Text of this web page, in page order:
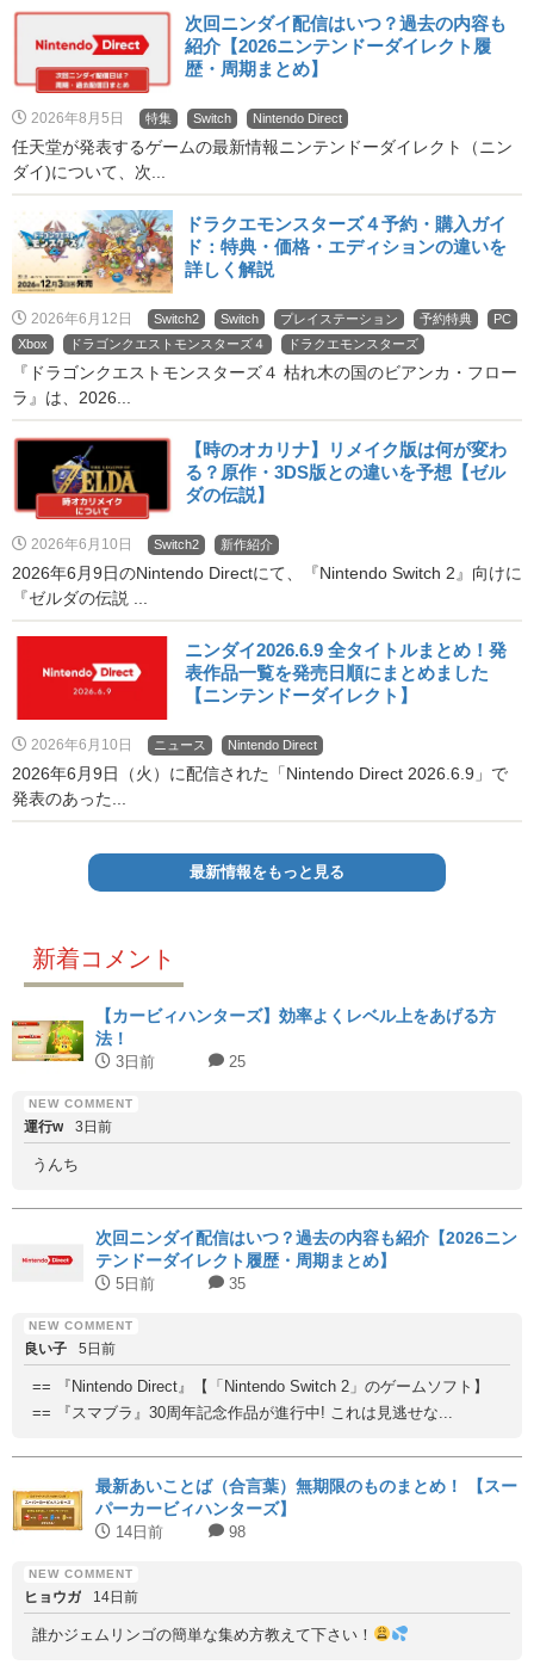
次回ニンダイ配信はいつ？過去の内容も
紹介【2026ニンテンドーダイレクト履
歴・周期まとめ】
2026年8月5日 特集 Switch Nintendo Direct
任天堂が発表するゲームの最新情報ニンテンドーダイレクト（ニン
ダイ)について、次...
ドラクエモンスターズ４予約・購入ガイ
ド：特典・価格・エディションの違いを
詳しく解説
2026年6月12日 Switch2 Switch プレイステーション 予約特典
PC
Xbox
ドラゴンクエストモンスターズ４ ドラクエモンスターズ
『ドラゴンクエストモンスターズ４ 枯れ木の国のビアンカ・フロー
ラ』は、2026...
【時のオカリナ】リメイク版は何が変わ
る？原作・3DS版との違いを予想【ゼル
ダの伝説】
2026年6月10日 Switch2 新作紹介
2026年6月9日のNintendo Directにて、『Nintendo Switch 2』向けに
『ゼルダの伝説 ...
ニンダイ2026.6.9 全タイトルまとめ！発
表作品一覧を発売日順にまとめました
【ニンテンドーダイレクト】
2026年6月10日 ニュース Nintendo Direct
2026年6月9日（火）に配信された「Nintendo Direct 2026.6.9」で
発表のあった...
最新情報をもっと見る
新着コメント
【カービィハンターズ】効率よくレベル上をあげる方
法！
3日前 25
運行w 3日前
うんち
次回ニンダイ配信はいつ？過去の内容も紹介【2026ニン
テンドーダイレクト履歴・周期まとめ】
5日前 35
良い子 5日前
== 『Nintendo Direct』【「Nintendo Switch 2」のゲームソフト】
== 『スマブラ』30周年記念作品が進行中! これは見逃せな...
最新あいことば（合言葉）無期限のものまとめ！ 【スー
パーカービィハンターズ】
14日前 98
ヒョウガ 14日前
誰かジェムリンゴの簡単な集め方教えて下さい！